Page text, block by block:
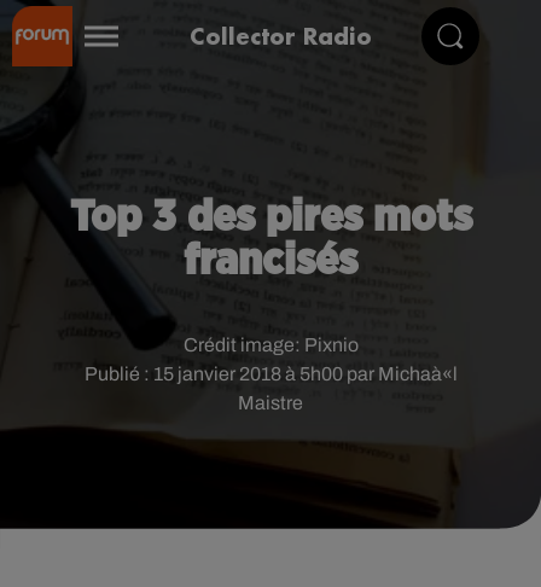
Collector Radio
Top 3 des pires mots
francisés
Publié : 15 janvier 2018 à 5h00 par Michaà«l
Maistre
Crédit image: Pixnio